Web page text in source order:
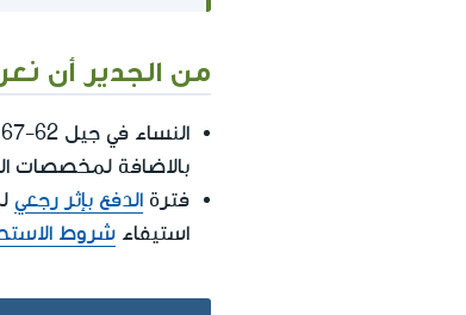
من الجدير أن
النساء في جيل 62-67 المستحقات لمخصصات الشيخوخة ولديها محدودية في التنقّل، قد يكنّ مستحقات
بالاضافة لمخصصات
فترة الدفع بإثر رجعي
استيفاء شروط